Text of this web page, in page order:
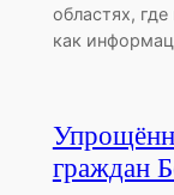
областях,
как
граждан